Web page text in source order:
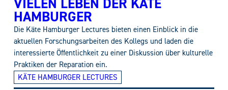
VIELEN LEBEN DER KÄTE
HAMBURGER
Die Käte Hamburger Lectures bieten einen Einblick in die
aktuellen Forschungsarbeiten des Kollegs und laden die
interessierte Öffentlichkeit zu einer Diskussion über kulturelle
Praktiken der Reparation ein.
KÄTE HAMBURGER LECTURES